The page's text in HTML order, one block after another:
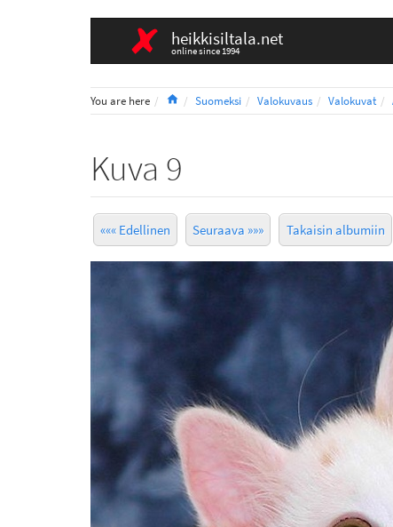
heikkisiltala.net
online since 1994
You are here HomeSuomeksi Valokuvaus Valokuvat
Kuva 9
««« Edellinen Seuraava »»» Takaisin albumiin